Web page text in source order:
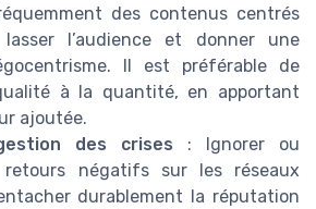
des contenus centrés
l’audience et donner une
Il est préférable de
à la quantité, en apportant
ajoutée.
des crises : Ignorer ou
retours négatifs sur les réseaux
durablement la réputation